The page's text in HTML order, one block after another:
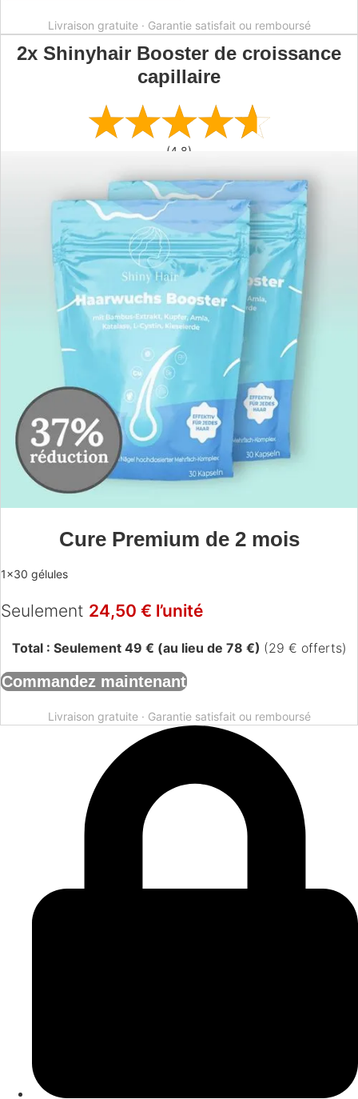
Livraison gratuite · Garantie satisfait ou remboursé
2x Shinyhair Booster de croissance
capillaire
(4,8)
Cure Premium de 2 mois
1×30 gélules
Seulement 24,50 € l’unité
Total : Seulement 49 € (au lieu de 78 €) (29 € offerts)
Commandez maintenant
Livraison gratuite · Garantie satisfait ou remboursé